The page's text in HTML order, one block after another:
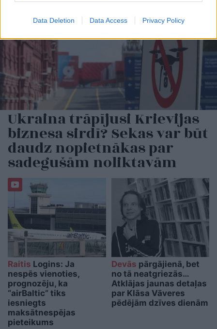
Data Deletion Data Access Privacy Policy
Ukraina trāpījusi Krievijas
biznesa sirdī? Sekas var būt
daudz nopietnākas par
sadegušām noliktavām
Raitis Logins: Ja
nespēs vienoties,
prognozēju, ka
“airBaltic” tiks
iesniegts
maksātnespējas
pieteikums
Devās pārgājienā, bet
no tā neatgriezās…
Atklājas jaunas detaļas
par Klāsa Vāveres
pēdējām dzīves dienām